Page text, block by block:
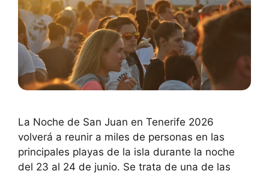
La Noche de San Juan en Tenerife 2026
volverá a reunir a miles de personas en las
principales playas de la isla durante la noche
del 23 al 24 de junio. Se trata de una de las